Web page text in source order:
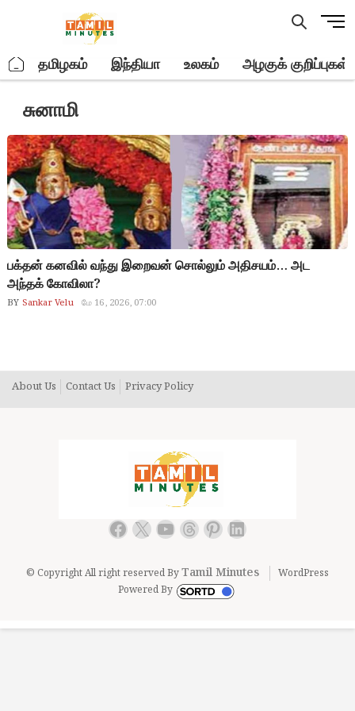
M
u
t
o
n
. தமிழகம் இந்தியா உலகம் அழகுக் குறிப்புகள்
சுனாமி
பக்தன் கனவில் வந்து இறைவன் சொல்லும் அதிசயம்… அட
அந்தக் கோவிலா?
BY Sankar Velu மே 16, 2026, 07:00
About Us Contact Us Privacy Policy
Facebook
X YouTube
Threads
Pinterest
LinkedIn
© Copyright All right reserved ByTamil Minutes
WordPress
Powered By